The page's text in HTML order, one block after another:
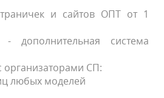
и сайтов ОПТ от 1
система
организаторами СП:
любых моделей